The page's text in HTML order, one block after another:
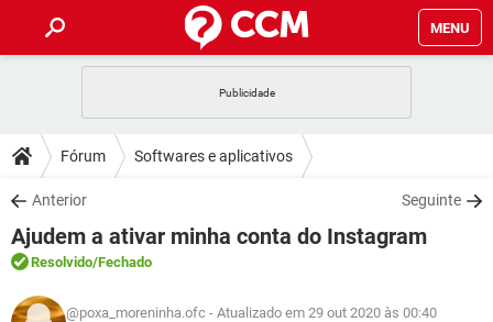
MENU
CELULAR FACEBOOK
OUTLOOK
INSTAGRAM GMAIL
GUIA DE COMPRAS
DICAS
JOGOS WHATSAPP
OUTLOOK
INSTAGRAM
DOWNLOADS
JOGOS WHATSAPP
CELULAR
OUTLOOK EXCEL
FÓRUM
JOGOS
GLOSSÁRIO
Fórum Softwares e aplicativos
Anterior Seguinte
Ajudem a ativar minha conta do Instagram
Resolvido/Fechado
@poxa_moreninha.ofc - Atualizado em 29 out 2020 às 00:40